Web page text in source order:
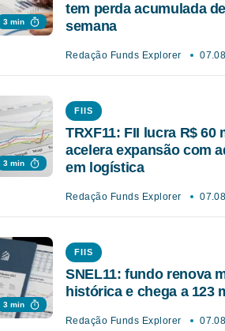
3 min
tem perda acumulada
semana
Redação Funds Explorer
3 min
FIIS
TRXF11: FII lucra R$ 60
acelera expansão com
em logística
Redação Funds Explorer
3 min
FIIS
SNEL11: fundo renova
histórica e chega a 123
Redação Funds Explorer